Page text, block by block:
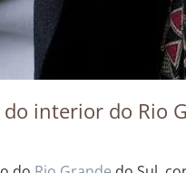
interior do Rio